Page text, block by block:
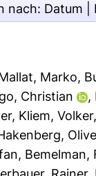
nach: Datum
Marko,
Christian ,
, Kliem, Volker
, Bemelman,